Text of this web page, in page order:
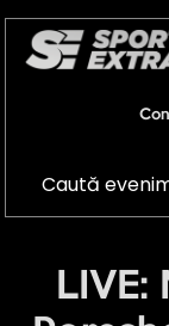
LIVE: